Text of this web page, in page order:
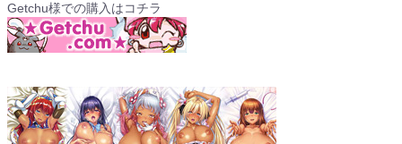
Getchu様での購入はコチラ